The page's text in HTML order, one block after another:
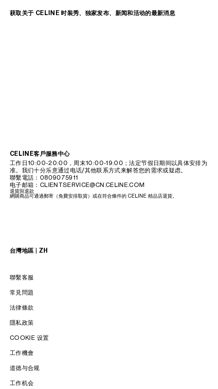
获取关于 CELINE 时装秀、独家发布、新闻和活动的最新消息
LANGUAGE / 語言
ENGLISH
CELINE客戶服務中心
工作日10:00-20:00，周末10:00-19:00；法定节假日期间以具体安排为
准。我们十分乐意通过电话/其他联系方式来解答您的需求或疑虑。
聯繫電話：0809075911
电子邮箱：CLIENTSERVICE@CN.CELINE.COM
退貨與退款
網購商品可通過郵寄（免費安排取貨）或在符合條件的 CELINE 精品店退貨。
台灣地區 | ZH
聯繫客服
常見問題
法律條款
隱私政策
COOKIE 设置
工作機會
道德与合规
工作机会